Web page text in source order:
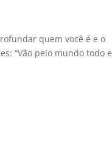
quem você é e o
“Vão pelo mundo todo e